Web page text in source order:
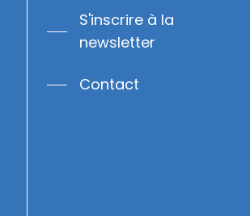
S'inscrire à la
newsletter
Contact